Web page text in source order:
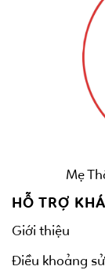
Mẹ
HỖ TRỢ
Giới thiệu
Điều khoảng